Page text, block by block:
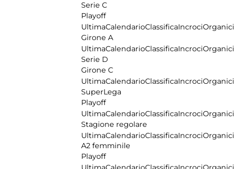
Serie C
Playoff
UltimaCalendarioClassificaIncrociOrganici
Girone A
UltimaCalendarioClassificaIncrociOrganici
Serie D
Girone C
UltimaCalendarioClassificaIncrociOrganici
SuperLega
Playoff
UltimaCalendarioClassificaIncrociOrganici
Stagione regolare
UltimaCalendarioClassificaIncrociOrganici
A2 femminile
Playoff